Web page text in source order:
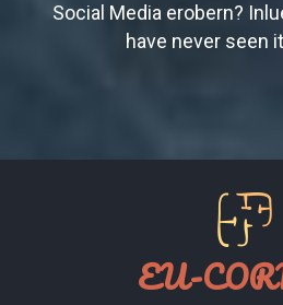
Social Media erobern?
have never seen
EU-